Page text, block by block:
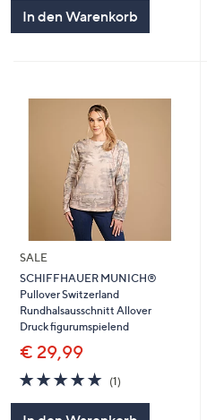
In den Warenkorb
SALE
SCHIFFHAUER MUNICH®
Pullover Switzerland
Rundhalsausschnitt Allover
Druck figurumspielend
€ 29,99
5.0
von
(1)1